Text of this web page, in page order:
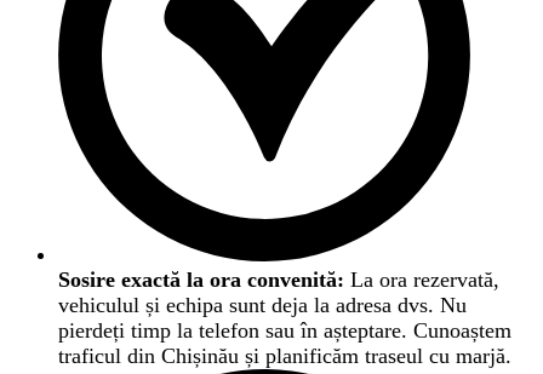
Sosire exactă la ora convenită: La ora rezervată,
vehiculul și echipa sunt deja la adresa dvs. Nu
pierdeți timp la telefon sau în așteptare. Cunoaștem
traficul din Chișinău și planificăm traseul cu marjă.